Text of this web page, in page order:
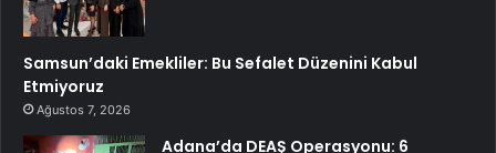
Samsun’daki Emekliler: Bu Sefalet Düzenini Kabul
Etmiyoruz
Ağustos 7, 2026
Adana’da DEAŞ Operasyonu: 6